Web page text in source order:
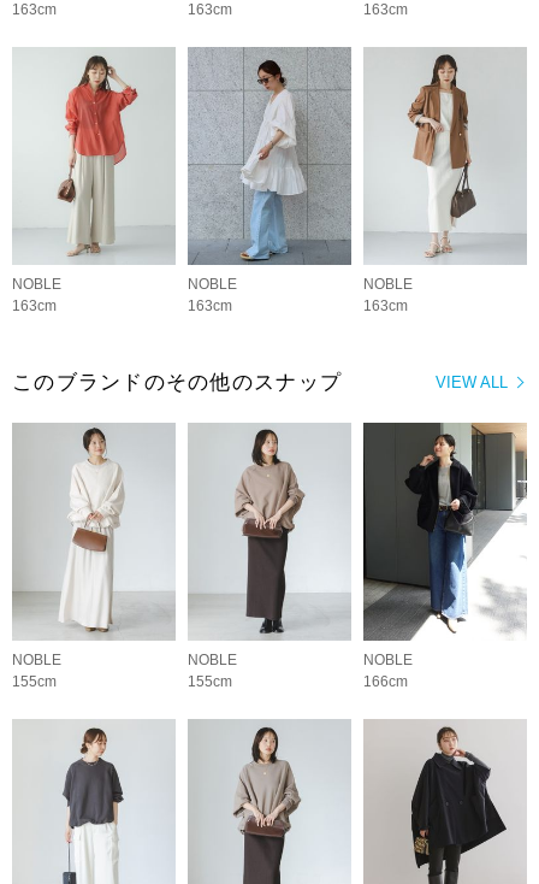
163cm
163cm
163cm
NOBLE
163cm
NOBLE
163cm
NOBLE
163cm
VIEW ALL
このブランドのその他のスナップ
NOBLE
155cm
NOBLE
155cm
NOBLE
166cm